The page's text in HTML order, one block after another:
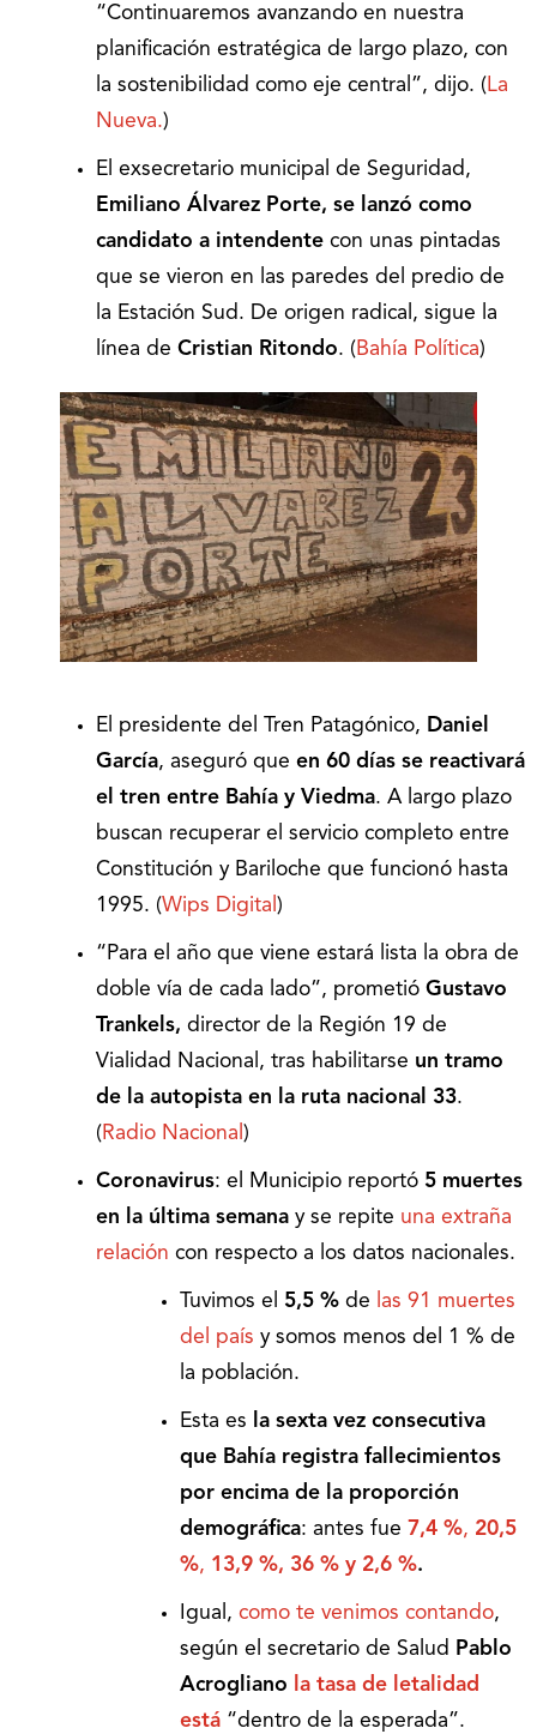
“Continuaremos avanzando en nuestra
planificación estratégica de largo plazo, con
la sostenibilidad como eje central”, dijo. ( La
Nueva.)
El exsecretario municipal de Seguridad,
Emiliano Álvarez Porte, se lanzó como
candidato a intendente con unas pintadas
que se vieron en las paredes del predio de
la Estación Sud. De origen radical, sigue la
línea de Cristian Ritondo. ( Bahía Política)
El presidente del Tren Patagónico, Daniel
García, aseguró que en 60 días se reactivará
el tren entre Bahía y Viedma. A largo plazo
buscan recuperar el servicio completo entre
Constitución y Bariloche que funcionó hasta
1995. (Wips Digital )
“Para el año que viene estará lista la obra de
doble vía de cada lado”, prometió Gustavo
Trankels, director de la Región 19 de
Vialidad Nacional, tras habilitarse un tramo
de la autopista en la ruta nacional 33.
( Radio Nacional )
Coronavirus: el Municipio reportó 5 muertes
en la última semana y se repite una extraña
relación con respecto a los datos nacionales.
Tuvimos el 5,5 % de las 91 muertes
del país y somos menos del 1 % de
la población.
Esta es
la sexta vez consecutiva
que Bahía registra fallecimientos
por encima de la proporción
demográfica: antes fue 7,4 %, 20,5
%, 13,9 %, 36 % y 2,6 %.
Igual, como te venimos contando,
según el secretario de Salud Pablo
Acrogliano
la tasa de letalidad
está “dentro de la esperada”.